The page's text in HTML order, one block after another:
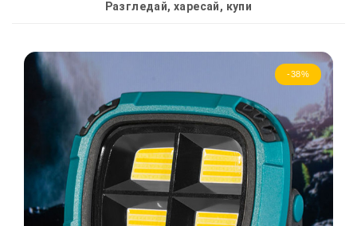
Разгледай, харесай, купи
-38%